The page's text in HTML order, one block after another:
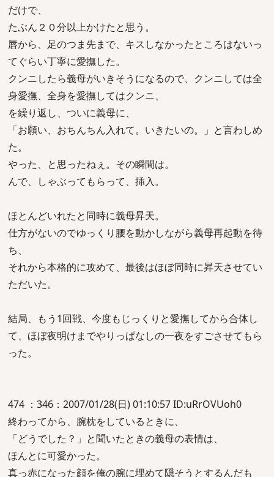
だけで、
たぶん２０分以上かけたと思う。
唇から、足のつま先まで、キスしなかったところはないっ
てぐらい丁寧に愛撫した。
クンニしたら義母がいきそうになるので、クンニしては全
身愛撫、全身を愛撫してはクンニ、
を繰り返し、ついに義母に、
「お願い、おちんちん入れて。いきたいの。」と言わしめ
た。
やった、と思ったねぇ。その瞬間は。
んで、しゃぶってもらって、挿入。
ほとんどいれたと同時に義母昇天。
仕方がないのでゆっくり腰を動かしながら義母再起動を待
ち、
それから本格的に攻めて、最後はほぼ同時に昇天させてい
ただいた。
結局、もう1回戦、今度もじっくりと愛撫してから合体し
て、ほぼ夜明けまでやりっぱなしの一夜をすごさせてもら
った。
474 ：346：2007/01/28(日) 01:10:57 ID:uRrOVUoh0
終わってから、腕枕をしているときに、
「どうでした？」と聞いたときの義母の表情は、
ほんとに可愛かった。
真っ赤になった顔を俺の腕に埋めて隠そうとするんだも